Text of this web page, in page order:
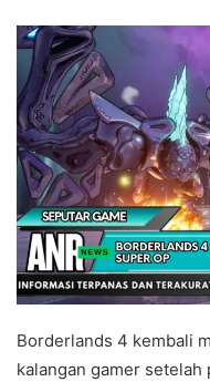
Borderlands 4 kembali
kalangan gamer